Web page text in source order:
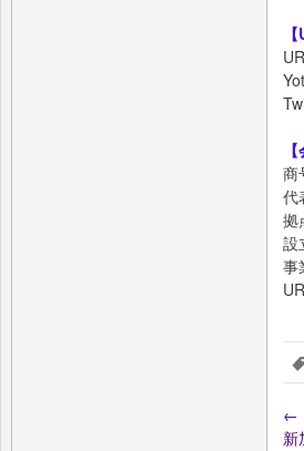
代
拠
事
←
新